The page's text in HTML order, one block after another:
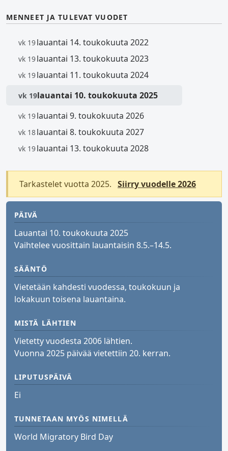
MENNEET JA TULEVAT VUODET
vk 19lauantai 14. toukokuuta 2022
vk 19lauantai 13. toukokuuta 2023
vk 19lauantai 11. toukokuuta 2024
vk 19lauantai 10. toukokuuta 2025
vk 19lauantai 9. toukokuuta 2026
vk 18lauantai 8. toukokuuta 2027
vk 19lauantai 13. toukokuuta 2028
Tarkastelet vuotta 2025. Siirry vuodelle 2026
PÄIVÄ
Lauantai 10. toukokuuta 2025
Vaihtelee vuosittain lauantaisin 8.5.–14.5.
SÄÄNTÖ
Vietetään kahdesti vuodessa, toukokuun ja
lokakuun toisena lauantaina.
MISTÄ LÄHTIEN
Vietetty vuodesta 2006 lähtien.
Vuonna 2025 päivää vietettiin 20. kerran.
LIPUTUSPÄIVÄ
Ei
TUNNETAAN MYÖS NIMELLÄ
World Migratory Bird Day